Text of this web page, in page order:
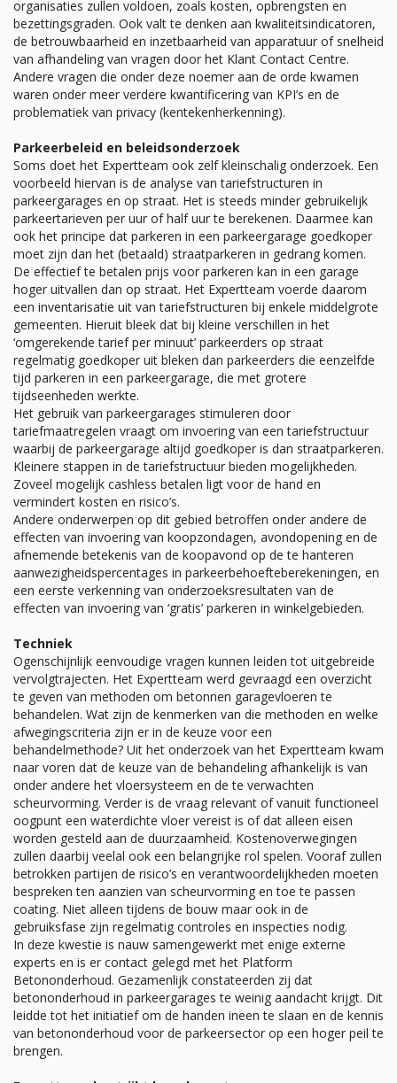
organisaties zullen voldoen, zoals kosten, opbrengsten en
bezettingsgraden. Ook valt te denken aan kwaliteitsindicatoren,
de betrouwbaarheid en inzetbaarheid van apparatuur of snelheid
van afhandeling van vragen door het Klant Contact Centre.
Andere vragen die onder deze noemer aan de orde kwamen
waren onder meer verdere kwantificering van KPI’s en de
problematiek van privacy (kentekenherkenning).
Parkeerbeleid en beleidsonderzoek
Soms doet het Expertteam ook zelf kleinschalig onderzoek. Een
voorbeeld hiervan is de analyse van tariefstructuren in
parkeergarages en op straat. Het is steeds minder gebruikelijk
parkeertarieven per uur of half uur te berekenen. Daarmee kan
ook het principe dat parkeren in een parkeergarage goedkoper
moet zijn dan het (betaald) straatparkeren in gedrang komen.
De effectief te betalen prijs voor parkeren kan in een garage
hoger uitvallen dan op straat. Het Expertteam voerde daarom
een inventarisatie uit van tariefstructuren bij enkele middelgrote
gemeenten. Hieruit bleek dat bij kleine verschillen in het
‘omgerekende tarief per minuut’ parkeerders op straat
regelmatig goedkoper uit bleken dan parkeerders die eenzelfde
tijd parkeren in een parkeergarage, die met grotere
tijdseenheden werkte.
Het gebruik van parkeergarages stimuleren door
tariefmaatregelen vraagt om invoering van een tariefstructuur
waarbij de parkeergarage altijd goedkoper is dan straatparkeren.
Kleinere stappen in de tariefstructuur bieden mogelijkheden.
Zoveel mogelijk cashless betalen ligt voor de hand en
vermindert kosten en risico’s.
Andere onderwerpen op dit gebied betroffen onder andere de
effecten van invoering van koopzondagen, avondopening en de
afnemende betekenis van de koopavond op de te hanteren
aanwezigheidspercentages in parkeerbehoefteberekeningen, en
een eerste verkenning van onderzoeksresultaten van de
effecten van invoering van ‘gratis’ parkeren in winkelgebieden.
Techniek
Ogenschijnlijk eenvoudige vragen kunnen leiden tot uitgebreide
vervolgtrajecten. Het Expertteam werd gevraagd een overzicht
te geven van methoden om betonnen garagevloeren te
behandelen. Wat zijn de kenmerken van die methoden en welke
afwegingscriteria zijn er in de keuze voor een
behandelmethode? Uit het onderzoek van het Expertteam kwam
naar voren dat de keuze van de behandeling afhankelijk is van
onder andere het vloersysteem en de te verwachten
scheurvorming. Verder is de vraag relevant of vanuit functioneel
oogpunt een waterdichte vloer vereist is of dat alleen eisen
worden gesteld aan de duurzaamheid. Kostenoverwegingen
zullen daarbij veelal ook een belangrijke rol spelen. Vooraf zullen
betrokken partijen de risico’s en verantwoordelijkheden moeten
bespreken ten aanzien van scheurvorming en toe te passen
coating. Niet alleen tijdens de bouw maar ook in de
gebruiksfase zijn regelmatig controles en inspecties nodig.
In deze kwestie is nauw samengewerkt met enige externe
experts en is er contact gelegd met het Platform
Betononderhoud. Gezamenlijk constateerden zij dat
betononderhoud in parkeergarages te weinig aandacht krijgt. Dit
leidde tot het initiatief om de handen ineen te slaan en de kennis
van betononderhoud voor de parkeersector op een hoger peil te
brengen.